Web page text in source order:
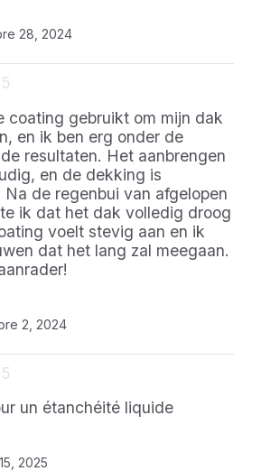
28, 2024
2, 2024
coating gebruikt om mijn dak
en ik ben erg onder de
resultaten. Het aanbrengen
en de dekking is
de regenbui van afgelopen
ik dat het dak volledig droog
voelt stevig aan en ik
dat het lang zal meegaan.
2025
un étanchéité liquide